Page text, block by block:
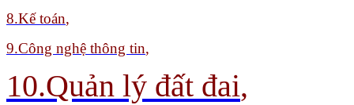
8.Kế toán,
9.Công nghệ thông tin,
10.Quản lý đất đai,